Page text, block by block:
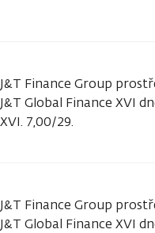
J&T Finance Group
J&T Global Finance XVI
XVI. 7,00/29.
J&T Finance Group
J&T Global Finance XVI